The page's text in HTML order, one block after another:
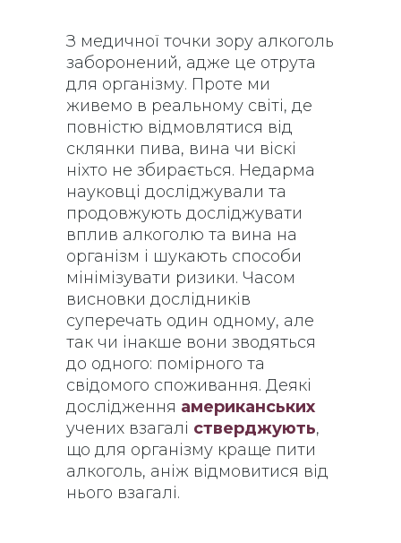
З медичної точки зору алкоголь
заборонений, адже це отрута
для організму. Проте ми
живемо в реальному світі, де
повністю відмовлятися від
склянки пива, вина чи віскі
ніхто не збирається. Недарма
науковці досліджували та
продовжують досліджувати
вплив алкоголю та вина на
організм і шукають способи
мінімізувати ризики. Часом
висновки дослідників
суперечать один одному, але
так чи інакше вони зводяться
до одного: помірного та
свідомого споживання. Деякі
дослідження американських
учених взагалі стверджують,
що для організму краще пити
алкоголь, аніж відмовитися від
нього взагалі.